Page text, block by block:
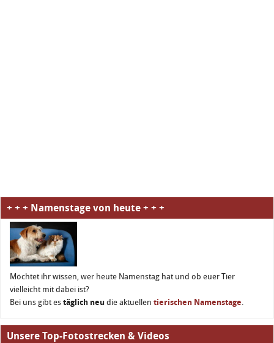
+ + + Namenstage von heute + + +
Möchtet ihr wissen, wer heute Namenstag hat und ob euer Tier
vielleicht mit dabei ist?
Bei uns gibt es täglich neu die aktuellen tierischen Namenstage.
Unsere Top-Fotostrecken & Videos